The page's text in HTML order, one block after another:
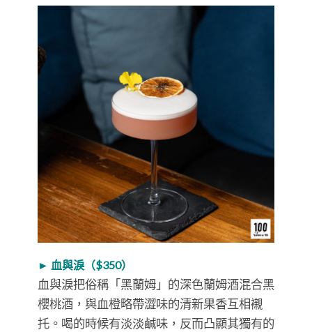
► 血與淚（$350）
血與淚把俗稱「黑蘭姆」的深色蘭姆酒混合黑
櫻桃酒，與血橙略帶澀味的清新果香互相襯
托。喝的時候有淡淡鹹味，反而凸顯其獨有的